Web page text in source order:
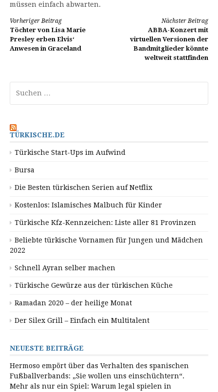
müssen einfach abwarten.
Weiterlesen
Vorheriger Beitrag
Töchter von Lisa Marie
Presley erben Elvis‘
Anwesen in Graceland
Nächster Beitrag
ABBA-Konzert mit
virtuellen Versionen der
Bandmitglieder könnte
weltweit stattfinden
nach:
TÜRKISCHE.DE
Türkische Start-Ups im Aufwind
Bursa
Die Besten türkischen Serien auf Netflix
Kostenlos: Islamisches Malbuch für Kinder
Türkische Kfz-Kennzeichen: Liste aller 81 Provinzen
Beliebte türkische Vornamen für Jungen und Mädchen
2022
Schnell Ayran selber machen
Türkische Gewürze aus der türkischen Küche
Ramadan 2020 – der heilige Monat
Der Silex Grill – Einfach ein Multitalent
NEUESTE BEITRÄGE
Hermoso empört über das Verhalten des spanischen
Fußballverbands: „Sie wollen uns einschüchtern“.
Mehr als nur ein Spiel: Warum legal spielen in